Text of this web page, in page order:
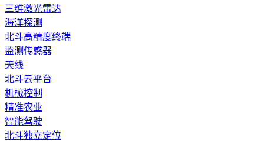
三维激光雷达
海洋探测
北斗高精度终端
监测传感器
天线
北斗云平台
机械控制
精准农业
智能驾驶
北斗独立定位